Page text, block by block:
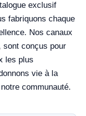
exclusif
fabriquons chaque
Nos canaux
sont conçus pour
les plus
vie à la
communauté.